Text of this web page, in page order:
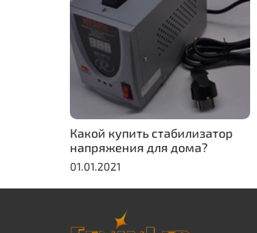
Какой купить стабилизатор
напряжения для дома?
01.01.2021